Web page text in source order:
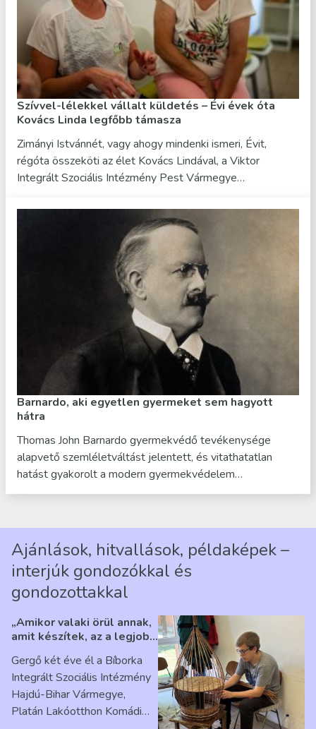
Szívvel-lélekkel vállalt küldetés – Évi évek óta
Kovács Linda legfőbb támasza
Zimányi Istvánnét, vagy ahogy mindenki ismeri, Évit,
régóta összeköti az élet Kovács Lindával, a Viktor
Integrált Szociális Intézmény Pest Vármegye…
Barnardo, aki egyetlen gyermeket sem hagyott
hátra
Thomas John Barnardo gyermekvédő tevékenysége
alapvető szemléletváltást jelentett, és vitathatatlan
hatást gyakorolt a modern gyermekvédelem…
Ajánlások, hitvallások, példaképek –
interjúk gondozókkal és
gondozottakkal
„Amikor valaki örül annak,
amit készítek, az a legjobb
Ribárszky Gergő ellátottal
Gergő két éve él a Bíborka
Integrált Szociális Intézmény
Hajdú-Bihar Vármegye,
Platán Lakóotthon Komádi